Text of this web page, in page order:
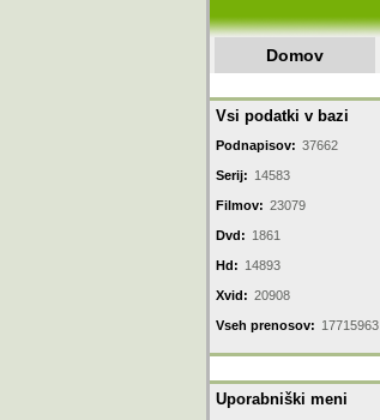
Domov
Vsi podatki v bazi
Podnapisov: 37662
Serij: 14583
Filmov: 23079
Dvd: 1861
Hd: 14893
Xvid: 20908
Vseh prenosov: 17715963
Uporabniški meni